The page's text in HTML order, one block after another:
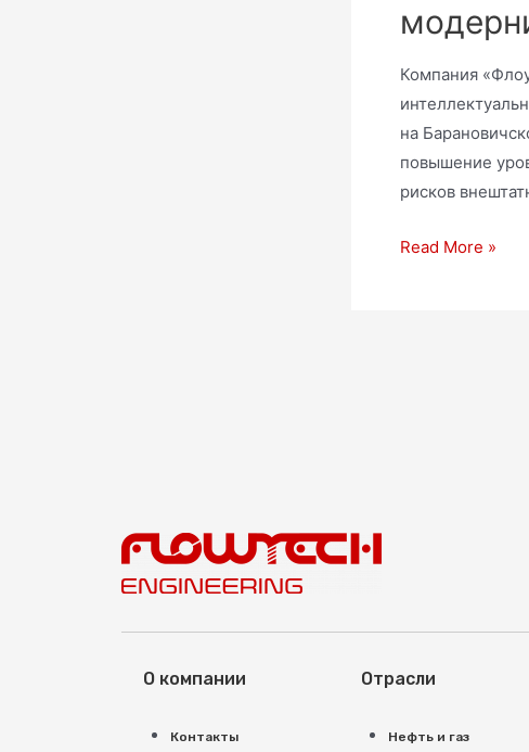
Компания
на
повышение
рисков
Read More »
О компании
Контакты
Отрасли
Нефть и газ